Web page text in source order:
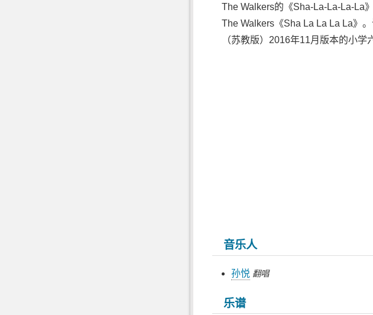
The Walkers的《Sha-La-La-La-La
The Walkers《Sha La La La La》
（苏教版）2016年11月版本的小学
音乐人
孙悦 翻唱
乐谱